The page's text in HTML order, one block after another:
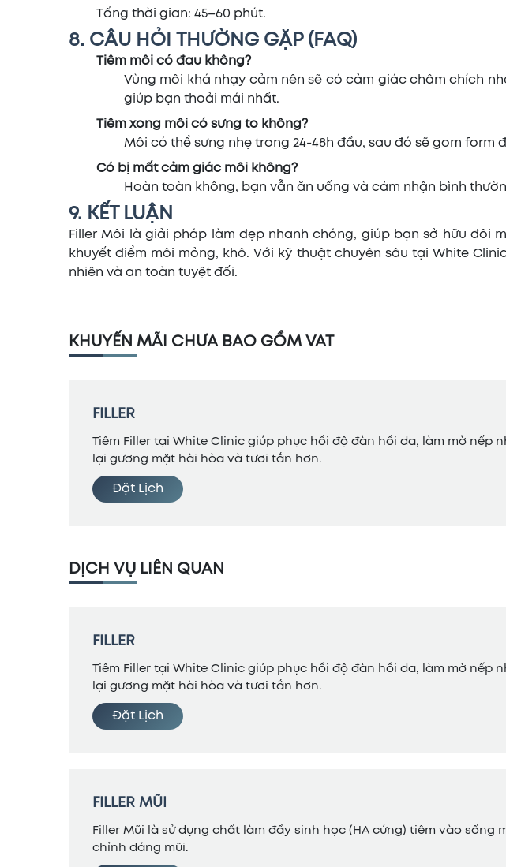
Tổng thời gian: 45–60 phút.
8. CÂU HỎI THƯỜNG GẶP (FAQ)
Tiêm môi có đau không?
Vùng môi khá nhạy cảm nên sẽ có cảm giác châm chích
giúp bạn thoải mái nhất.
Tiêm xong môi có sưng to không?
Môi có thể sưng nhẹ trong 24-48h đầu, sau đó sẽ gom form
Có bị mất cảm giác môi không?
Hoàn toàn không, bạn vẫn ăn uống và cảm nhận bình
9. KẾT LUẬN
Filler Môi là giải pháp làm đẹp nhanh chóng, giúp bạn sở hữu đôi
khuyết điểm môi mỏng, khô. Với kỹ thuật chuyên sâu tại White
nhiên và an toàn tuyệt đối.
KHUYẾN MÃI CHƯA BAO GỒM VAT
FILLER
Tiêm Filler tại White Clinic giúp phục hồi độ đàn hồi da, làm mờ nếp
lại gương mặt hài hòa và tươi tắn hơn.
Đặt Lịch
DỊCH VỤ LIÊN QUAN
FILLER
Tiêm Filler tại White Clinic giúp phục hồi độ đàn hồi da, làm mờ nếp
lại gương mặt hài hòa và tươi tắn hơn.
Đặt Lịch
FILLER MŨI
Filler Mũi là sử dụng chất làm đầy sinh học (HA cứng) tiêm vào sống
chỉnh dáng mũi.